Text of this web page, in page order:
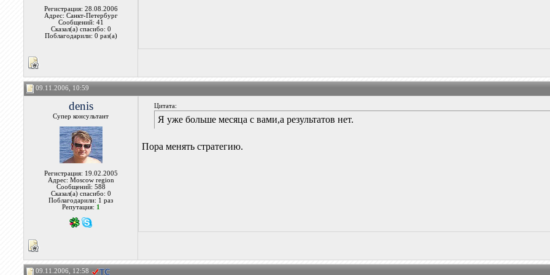
Регистрация: 28.08.2006
Адрес: Санкт-Петербург
Сообщений: 41
Сказал(а) спасибо: 0
Поблагодарили: 0 раз(а)
09.11.2006, 10:59
denis
Супер консультант
Регистрация: 19.02.2005
Адрес: Moscow region
Сообщений: 588
Сказал(а) спасибо: 0
Поблагодарили: 1 раз
Репутация: 1
Цитата:
Я уже больше месяца с вами,а результатов нет.
Пора менять стратегию.
09.11.2006, 12:58